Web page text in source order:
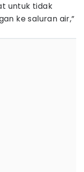
untuk tidak
ke saluran air,”